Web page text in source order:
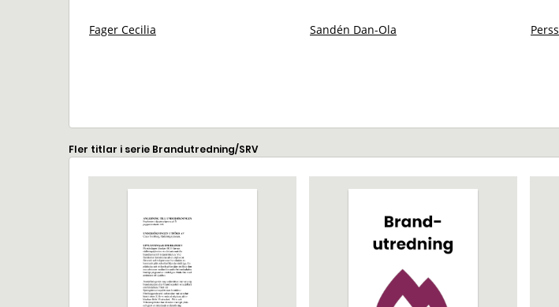
Fager Cecilia Sandén Dan-Ola
Fler titlar i serie Brandutredning/SRV